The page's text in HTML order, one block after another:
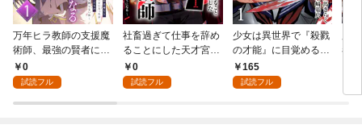
万年ヒラ教師の支援魔
術師、最強の賢者にな
る～不人気の支援魔術
師は給料泥棒だと魔術
が、出世した元教え子
0
試読フル
社畜過ぎて仕事を辞め
ることにした天才宮廷
魔術師～辺境の地でス
ローライフを夢見る
0
試読フル
少女は異世界で『殺戮
の才能』に目覚める
(話売り) #1
165
試読フル
者